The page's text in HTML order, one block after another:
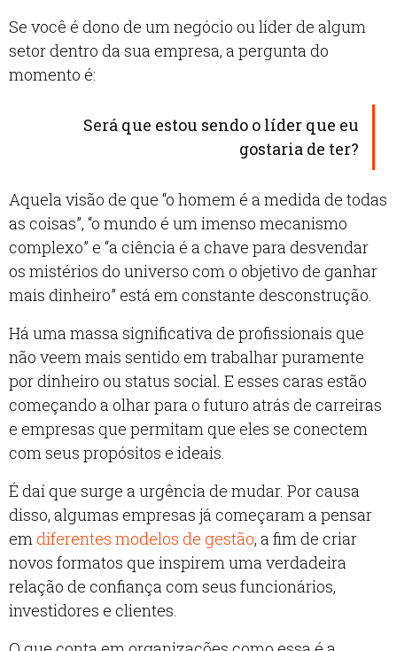
Se você é dono de um negócio ou líder de algum
setor dentro da sua empresa, a pergunta do
momento é:
Será que estou sendo o líder que eu
gostaria de ter?
Aquela visão de que “o homem é a medida de todas
as coisas”, “o mundo é um imenso mecanismo
complexo” e “a ciência é a chave para desvendar
os mistérios do universo com o objetivo de ganhar
mais dinheiro” está em constante desconstrução.
Há uma massa significativa de profissionais que
não veem mais sentido em trabalhar puramente
por dinheiro ou status social. E esses caras estão
começando a olhar para o futuro atrás de carreiras
e empresas que permitam que eles se conectem
com seus propósitos e ideais.
É daí que surge a urgência de mudar. Por causa
disso, algumas empresas já começaram a pensar
emdiferentes modelos de gestão, a fim de criar
novos formatos que inspirem uma verdadeira
relação de confiança com seus funcionários,
investidores e clientes.